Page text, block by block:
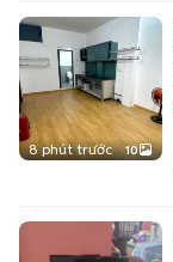
8 phút trước 10